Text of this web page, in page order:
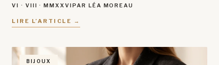
VI · VIII · MMXXVIPAR LÉA MOREAU
LIRE L’ARTICLE →
BIJOUX